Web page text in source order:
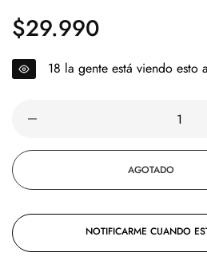
Precio
regular
$29.990
15 la gente está viendo esto
AGOTADO
NOTIFICARME CUANDO